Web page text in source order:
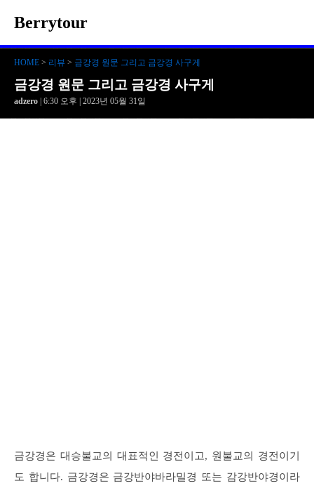
Berrytour
HOME > 리뷰 > 금강경 원문 그리고 금강경 사구게
금강경 원문 그리고 금강경 사구게
adzero | 6:30 오후 | 2023년 05월 31일
금강경은 대승불교의 대표적인 경전이고, 원불교의 경전이기
도 합니다. 금강경은 금강반야바라밀경 또는 감강반야경이라